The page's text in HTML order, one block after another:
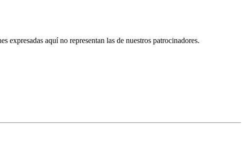
aquí no representan las de nuestros patrocinadores.